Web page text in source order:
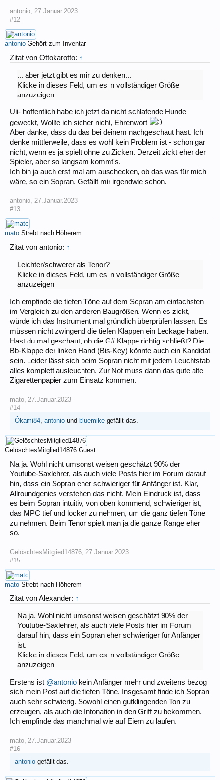
antonio 27.Januar.2023
#12
antonio Gehört zum Inventar
Zitat von Ottokarotto: ↑
... aber jetzt gibt es mir zu denken...
Klicke in dieses Feld, um es in vollständiger Größe
anzuzeigen.
Uii- hoffentlich habe ich jetzt da nicht schlafende Hunde
geweckt, Wollte ich sicher nicht, Ehrenwort
Aber danke, dass du das bei deinem nachgeschaut hast. Ich
denke mittlerweile, dass es wohl kein Problem ist - schon gar
nicht, wenn es ja spielt ohne zu Zicken. Derzeit zickt eher der
Spieler, aber so langsam kommt's.
Ich bin ja auch erst mal am auschecken, ob das was für mich
wäre, so ein Sopran. Gefällt mir irgendwie schon.
antonio, 27.Januar.2023
#13
mato Strebt nach Höherem
Zitat von antonio: ↑
Leichter/schwerer als Tenor?
Klicke in dieses Feld, um es in vollständiger Größe
anzuzeigen.
Ich empfinde die tiefen Töne auf dem Sopran am einfachsten
im Vergleich zu den anderen Baugrößen. Wenn es zickt,
würde ich das Instrument mal gründlich überprüfen lassen. Es
müssen nicht zwingend die tiefen Klappen ein Leckage haben.
Hast du mal geschaut, ob die G# Klappe richtig schließt? Die
Bb-Klappe der linken Hand (Bis-Key) könnte auch ein Kandidat
sein. Leider lässt sich beim Sopran nicht mit jedem Leuchtstab
alles komplett ausleuchten. Zur Not muss dann das gute alte
Zigarettenpapier zum Einsatz kommen.
mato 27.Januar.2023
#14
Ôkami84 antonio und bluemike gefällt das.
GelöschtesMitglied14876 Guest
Na ja. Wohl nicht umsonst weisen geschätzt 90% der
Youtube-Saxlehrer, als auch viele Posts hier im Forum darauf
hin, dass ein Sopran eher schwieriger für Anfänger ist. Klar,
Allroundgenies verstehen das nicht. Mein Eindruck ist, dass
es beim Sopran intuitiv, von oben kommend, schwieriger ist,
das MPC tief und locker zu nehmen, um die ganz tiefen Töne
zu nehmen. Beim Tenor spielt man ja die ganze Range eher
so.
GelöschtesMitglied14876 27.Januar.2023
#15
mato Strebt nach Höherem
Zitat von Alexander: ↑
Na ja. Wohl nicht umsonst weisen geschätzt 90% der
Youtube-Saxlehrer, als auch viele Posts hier im Forum
darauf hin, dass ein Sopran eher schwieriger für Anfänger
ist.
Klicke in dieses Feld, um es in vollständiger Größe
anzuzeigen.
Erstens ist @antonio kein Anfänger mehr und zweitens bezog
sich mein Post auf die tiefen Töne. Insgesamt finde ich Sopran
auch sehr schwierig. Sowohl einen gutklingenden Ton zu
erzeugen, als auch die Intonation in den Griff zu bekommen.
Ich empfinde das manchmal wie auf Eiern zu laufen.
mato 27.Januar.2023
#16
antonio gefällt das.